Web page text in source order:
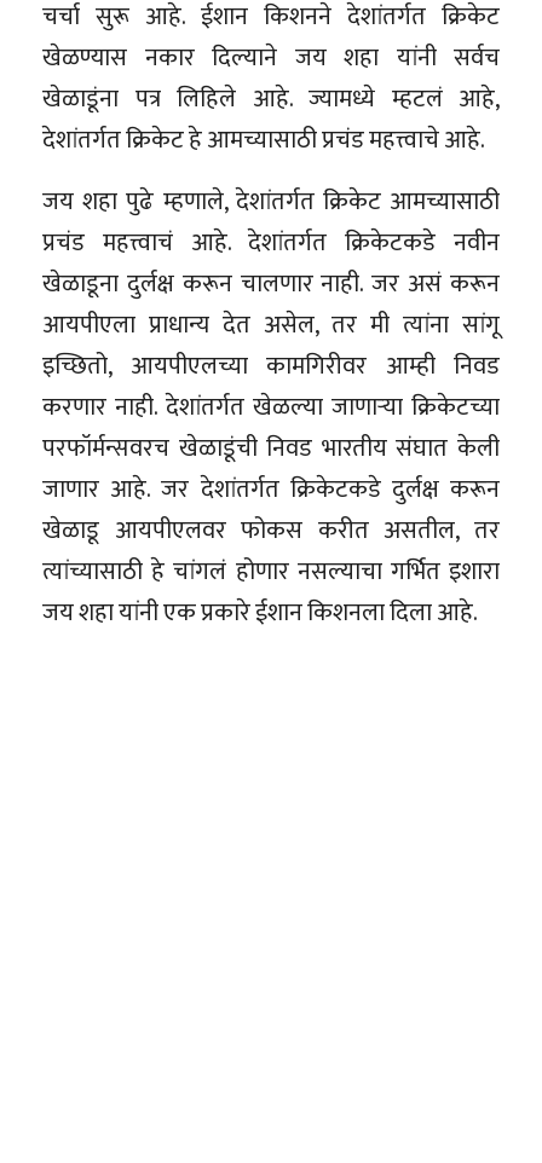
चर्चा सुरू आहे. ईशान किशनने देशांतर्गत क्रिकेट
खेळण्यास नकार दिल्याने जय शहा यांनी सर्वच
खेळाडूंना पत्र लिहिले आहे. ज्यामध्ये म्हटलं आहे,
देशांतर्गत क्रिकेट हे आमच्यासाठी प्रचंड महत्त्वाचे आहे.
जय शहा पुढे म्हणाले, देशांतर्गत क्रिकेट आमच्यासाठी
प्रचंड महत्त्वाचं आहे. देशांतर्गत क्रिकेटकडे नवीन
खेळाडूना दुर्लक्ष करून चालणार नाही. जर असं करून
आयपीएला प्राधान्य देत असेल, तर मी त्यांना सांगू
इच्छितो, आयपीएलच्या कामगिरीवर आम्ही निवड
करणार नाही. देशांतर्गत खेळल्या जाणाऱ्या क्रिकेटच्या
परफॉर्मन्सवरच खेळाडूंची निवड भारतीय संघात केली
जाणार आहे. जर देशांतर्गत क्रिकेटकडे दुर्लक्ष करून
खेळाडू आयपीएलवर फोकस करीत असतील, तर
त्यांच्यासाठी हे चांगलं होणार नसल्याचा गर्भित इशारा
जय शहा यांनी एक प्रकारे ईशान किशनला दिला आहे.